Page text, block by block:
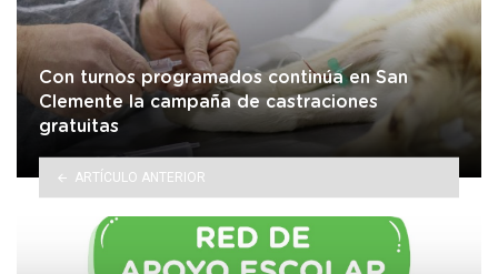
Con turnos programados continúa en San
Clemente la campaña de castraciones
gratuitas
ARTÍCULO ANTERIOR